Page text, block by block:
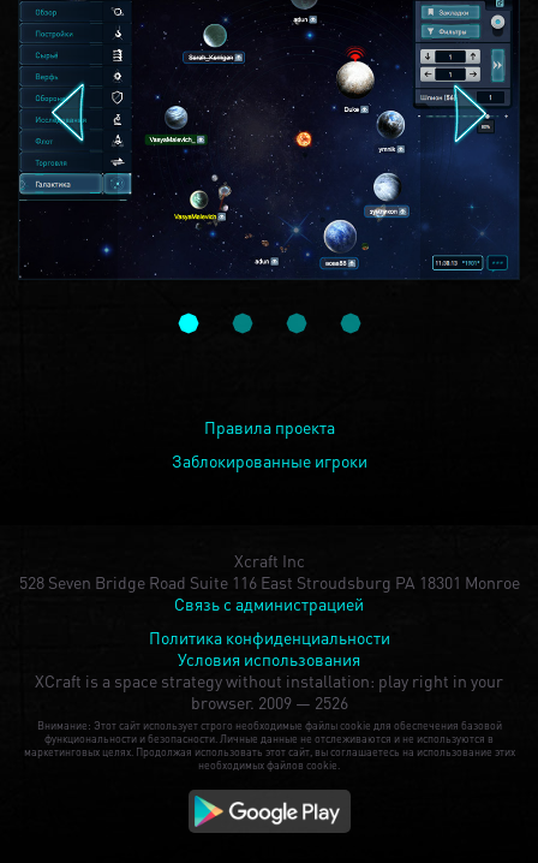
Правила проекта
Заблокированные игроки
Xcraft Inc
528 Seven Bridge Road Suite 116 East Stroudsburg PA 18301 Monroe
Связь с администрацией
Политика конфиденциальности
Условия использования
XCraft is a space strategy without installation: play right in your
browser. 2009 — 2526
Внимание: Этот сайт использует строго необходимые файлы cookie для обеспечения базовой
функциональности и безопасности. Личные данные не отслеживаются и не используются в
маркетинговых целях. Продолжая использовать этот сайт, вы соглашаетесь на использование этих
необходимых файлов cookie.